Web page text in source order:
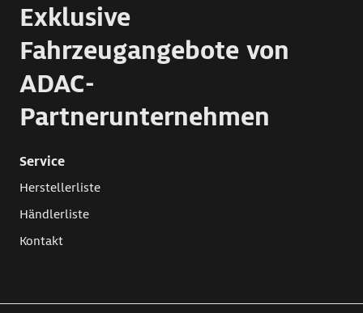
Exklusive
Fahrzeugangebote von
ADAC-
Partnerunternehmen
Service
Herstellerliste
Händlerliste
Kontakt